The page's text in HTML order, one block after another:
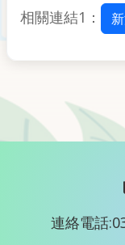
相關連結1：
連絡電話